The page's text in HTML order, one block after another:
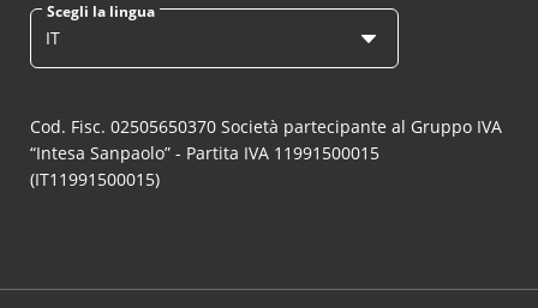
Scegli la lingua
IT
Cod. Fisc. 02505650370 Società partecipante al Gruppo IVA
“Intesa Sanpaolo” - Partita IVA 11991500015
(IT11991500015)